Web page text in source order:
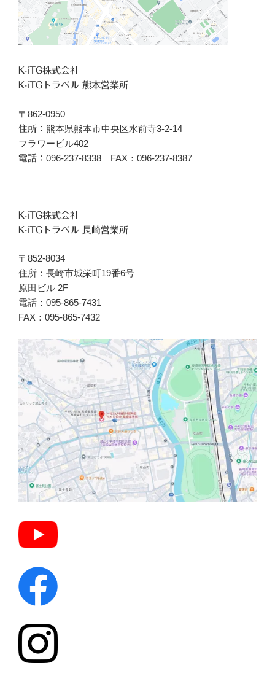
K-iTG株式会社
K-iTGトラベル 熊本営業所
〒862-0950
住所： 熊本県熊本市中央区水前寺3-2-14
フラワービル402
電話： 096‐237-8338 FAX：096-237-8387
K-iTG株式会社
K-iTGトラベル 長崎営業所
〒852-8034
住所：長崎市城栄町19番6号
原田ビル 2F
電話：095-865-7431
FAX：095-865-7432